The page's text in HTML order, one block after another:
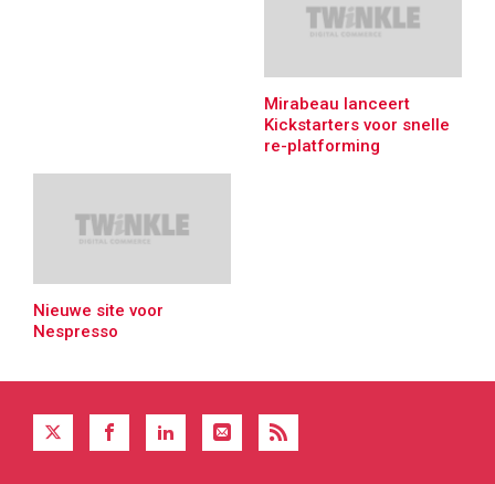
Mirabeau lanceert
Kickstarters voor snelle
re-platforming
Nieuwe site voor
Nespresso